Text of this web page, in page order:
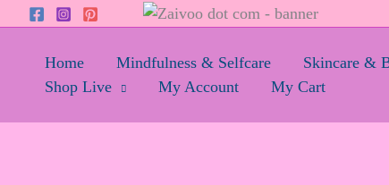
contentHome Mindfulness & Selfcare Skincare &
Shop Live
My Account My Cart